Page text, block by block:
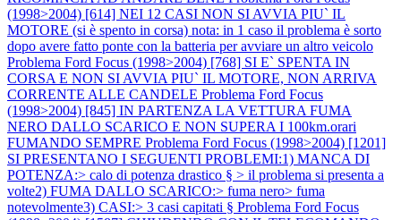
(1998>2004) [614] NEI 12 CASI NON SI AVVIA PIU` IL
MOTORE (si è spento in corsa) nota: in 1 caso il problema è sorto
dopo avere fatto ponte con la batteria per avviare un altro veicolo
Problema Ford Focus (1998>2004) [768] SI E` SPENTA IN
CORSA E NON SI AVVIA PIU` IL MOTORE, NON ARRIVA
CORRENTE ALLE CANDELE Problema Ford Focus
(1998>2004) [845] IN PARTENZA LA VETTURA FUMA
NERO DALLO SCARICO E NON SUPERA I 100km.orari
FUMANDO SEMPRE Problema Ford Focus (1998>2004) [1201]
SI PRESENTANO I SEGUENTI PROBLEMI:1) MANCA DI
POTENZA:> calo di potenza drastico § > il problema si presenta a
volte2) FUMA DALLO SCARICO:> fuma nero> fuma
notevolmente3) CASI:> 3 casi capitati § Problema Ford Focus